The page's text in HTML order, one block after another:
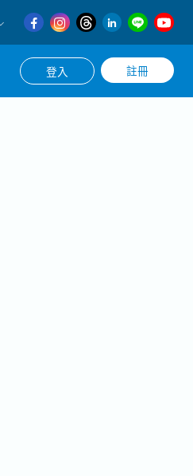
登入 註冊